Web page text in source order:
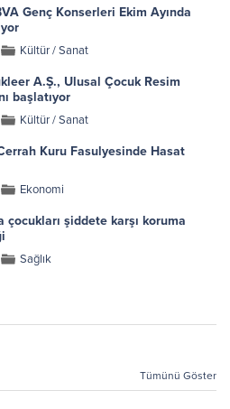
Genç Konserleri Ekim Ayında
Kültür / Sanat
A.Ş., Ulusal Çocuk Resim
başlatıyor
Kültür / Sanat
Kuru Fasulyesinde Hasat
Ekonomi
çocukları şiddete karşı koruma
Sağlık
Tümünü Göster